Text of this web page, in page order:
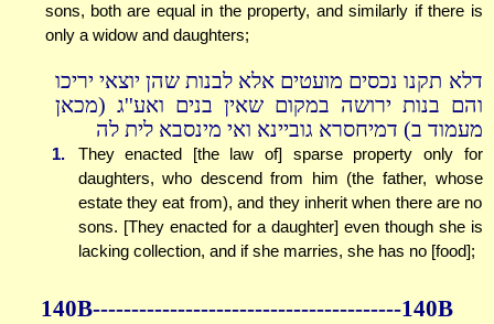
sons, both are equal in the property, and similarly if there is
only a widow and daughters;
דלא תקנו נכסים מועטים אלא לבנות שהן יוצאי יריכו
והם בנות ירושה במקום שאין בנים ואע''ג (מכאן
מעמוד ב) דמיחסרא גוביינא ואי מינסבא לית לה
1.
They enacted [the law of] sparse property only for
daughters, who descend from him (the father, whose
estate they eat from), and they inherit when there are no
sons. [They enacted for a daughter] even though she is
lacking collection, and if she marries, she has no [food];
140B----------------------------------------140B